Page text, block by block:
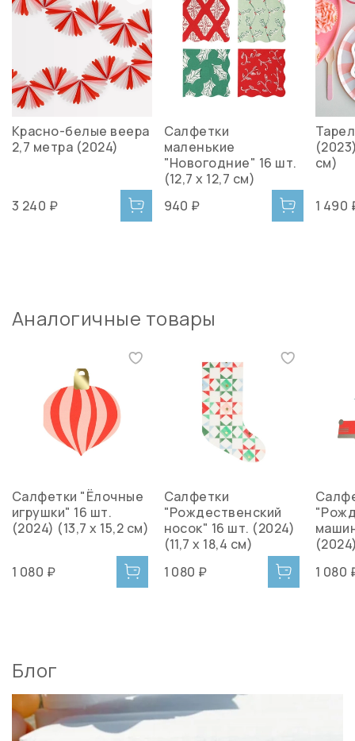
Красно-белые веера
2,7 метра (2024)
3 240 ₽
Салфетки
маленькие
"Новогодние" 16 шт.
(12,7 х 12,7 см)
940 ₽
см)
1 490
Аналогичные товары
Салфетки "Ёлочные
игрушки" 16 шт.
(2024) (13,7 x 15,2 см)
1 080 ₽
Салфетки
"Рождественский
носок" 16 шт. (2024)
(11,7 x 18,4 см)
1 080 ₽
1 080
Блог